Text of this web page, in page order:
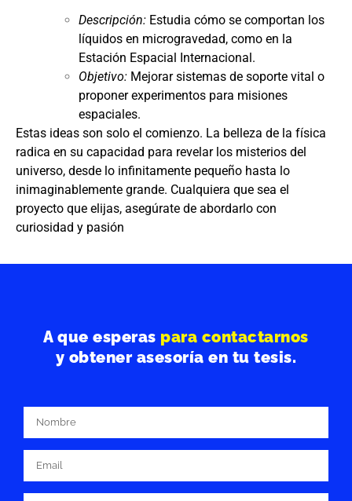
Descripción: Estudia cómo se comportan los
líquidos en microgravedad, como en la
Estación Espacial Internacional.
Objetivo: Mejorar sistemas de soporte vital o
proponer experimentos para misiones
espaciales.
Estas ideas son solo el comienzo. La belleza de la física
radica en su capacidad para revelar los misterios del
universo, desde lo infinitamente pequeño hasta lo
inimaginablemente grande. Cualquiera que sea el
proyecto que elijas, asegúrate de abordarlo con
curiosidad y pasión
A que esperas para contactarnos
y obtener asesoría en tu tesis.